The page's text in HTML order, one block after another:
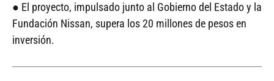
● El proyecto, impulsado junto al Gobierno del Estado y la
Fundación Nissan, supera los 20 millones de pesos en
inversión.